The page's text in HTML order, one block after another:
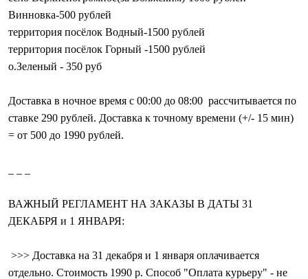
Винновка-500 рублей
территория посёлок Водный-1500 рублей
территория посёлок Горный -1500 рублей
о.Зеленый - 350 руб
Доставка в ночное время с 00:00 до 08:00 рассчитывается по
ставке 290 рублей. Доставка к точному времени (+/- 15 мин)
= от 500 до 1990 рублей.
ВАЖНЫЙ РЕГЛАМЕНТ НА ЗАКАЗЫ В ДАТЫ 31
ДЕКАБРЯ и 1 ЯНВАРЯ:
>>> Доставка на 31 декабря и 1 января оплачивается
отдельно. Стоимость 1990 р. Способ "Оплата курьеру" - не